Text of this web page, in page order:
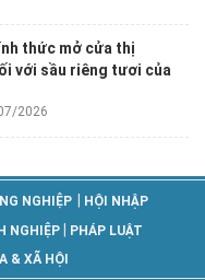
thức mở cửa thị
với sầu riêng tươi của
2026
NGHIỆP HỘI NHẬP
NGHIỆP PHÁP LUẬT
& XÃ HỘI